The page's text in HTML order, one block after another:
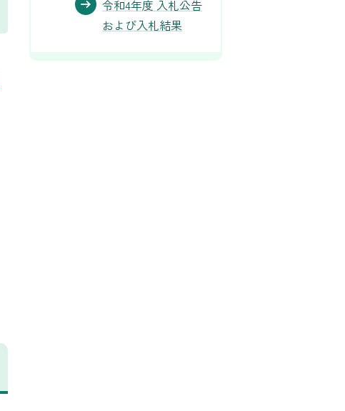
令和4年度 入札公告
および入札結果